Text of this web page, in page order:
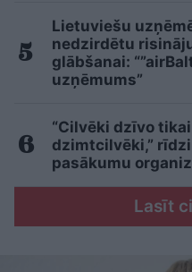
Lietuviešu
nedzirdētu
glābšanai:
uzņēmums”
“Cilvēki dzīvo
dzimtcilvēki,”
pasākumu
Lasīt